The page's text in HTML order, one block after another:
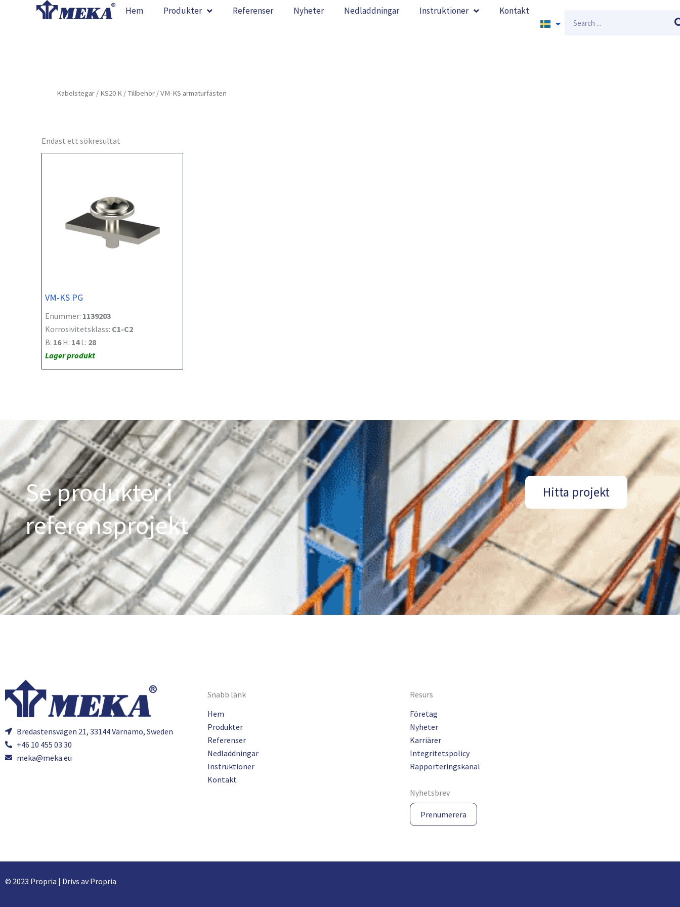
Hem Produkter Referenser Nyheter Nedladdningar Instruktioner Kontakt
Kabelstegar / KS20 K / Tillbehör / VM-KS armaturfästen
Endast ett sökresultat
VM-KS PG
Enummer: 1139203
Korrosivitetsklass: C1-C2
B: 16H: 14L: 28
Lager produkt
Se produkter i
referensprojekt
Hitta projekt
Bredastensvägen 21, 33144 Värnamo, Sweden
+46 10 455 03 30
meka@meka.eu
Snabb länk
Hem
Produkter
Referenser
Nedladdningar
Instruktioner
Kontakt
Resurs
Företag
Nyheter
Karriärer
Integritetspolicy
Rapporteringskanal
Nyhetsbrev
Prenumerera
© 2023 Propria | Drivs av Propria